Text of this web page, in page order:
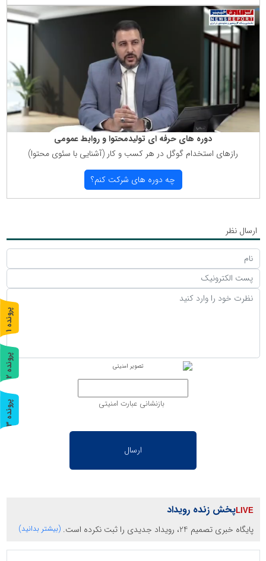
دوره های حرفه ای تولیدمحتوا و روابط عمومی
رازهای استخدام گوگل در هر كسب و كار (آشنایی با سئوی محتوا)
چه دوره های شركت كنم؟
ارسال نظر
بازنشانی عبارت امنیتی
پخش زنده رویداد
پایگاه خبری تصمیم 24، رویداد جدیدی را ثبت نکرده است. (بیشتر بدانید)
پ
ر
و
ن
د
ه
1
پ
ر
و
ن
د
ه
2
پ
ر
و
ن
د
ه
3